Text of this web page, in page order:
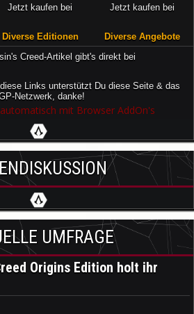
Jetzt kaufen bei
Diverse Editionen
Jetzt kaufen bei
Diverse Angebote
Creed-Artikel gibt's direkt bei
Links unterstützt Du diese Seite & das
Netzwerk, danke!
mit Browser AddOn's
UMFRAGE
Origins Edition holt ihr